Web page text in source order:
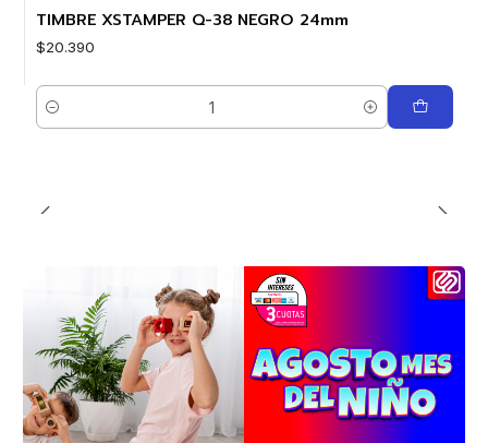
TIMBRE XSTAMPER Q-38 NEGRO 24mm
$20.390
Cantidad